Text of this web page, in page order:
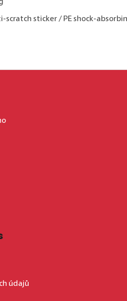
scratch sticker / PE shock-
údajů